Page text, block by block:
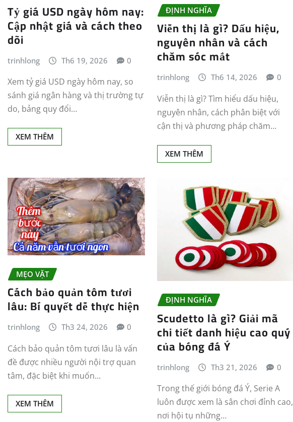
Tỷ giá USD ngày hôm nay:
Cập nhật giá và cách theo
dõi
trinhlong Th6 19, 2026 0
Xem tỷ giá USD ngày hôm nay, so
sánh giá ngân hàng và thị trường tự
do, bảng quy đổi…
XEM THÊM
ĐỊNH NGHĨA
Viễn thị là gì? Dấu hiệu,
nguyên nhân và cách
chăm sóc mắt
trinhlong Th6 14, 2026 0
Viễn thị là gì? Tìm hiểu dấu hiệu,
nguyên nhân, cách phân biệt với
cận thị và phương pháp chăm…
XEM THÊM
MẸO VẶT
Cách bảo quản tôm tươi
lâu: Bí quyết dễ thực hiện
trinhlong Th3 24, 2026 0
Cách bảo quản tôm tươi lâu là vấn
đề được nhiều người nội trợ quan
tâm, đặc biệt khi muốn…
XEM THÊM
ĐỊNH NGHĨA
Scudetto là gì? Giải mã
chi tiết danh hiệu cao quý
của bóng đá Ý
trinhlong Th3 21, 2026 0
Trong thế giới bóng đá Ý, Serie A
luôn được xem là sân chơi đỉnh cao,
nơi hội tụ những…